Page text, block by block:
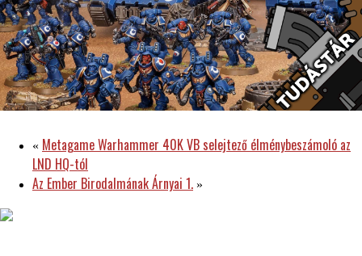
« Metagame Warhammer 40K VB selejtező élménybeszámoló az
LND HQ-tól
Az Ember Birodalmának Árnyai 1. »